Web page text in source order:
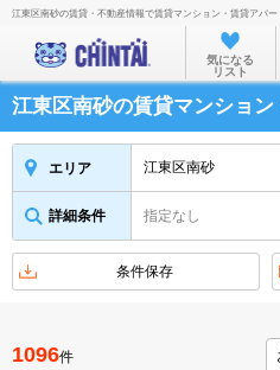
お部屋
沿
住
物
不
江東区南砂の賃貸・不動産情報で賃貸マンション・賃貸アパ
気になる
リスト
江東区南砂の賃貸マンショ
エリア 江東区南砂
詳細条件 指定なし
条件保存
1096件